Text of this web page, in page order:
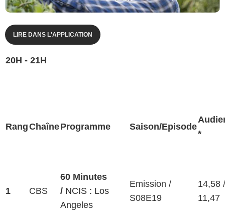
LIRE DANS L'APPLICATION
20H - 21H
RangChaîneProgramme Saison/Episode
*
1 CBS
60 Minutes
/ NCIS : Los
Angeles
Emission /
S08E19
14,58 /
11,47